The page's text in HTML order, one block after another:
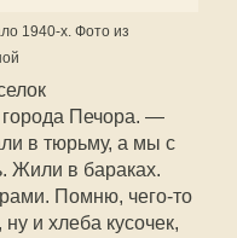
1940-х. Фото из
города Печора. —
в тюрьму, а мы с
Жили в бараках.
Помню, чего-то
и хлеба кусочек,